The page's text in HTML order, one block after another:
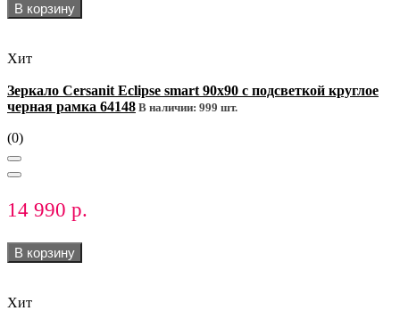
В корзину
Хит
Зеркало Cersanit Eclipse smart 90x90 с подсветкой круглое
черная рамка 64148 В наличии: 999 шт.
(0)
14 990 р.
В корзину
Хит